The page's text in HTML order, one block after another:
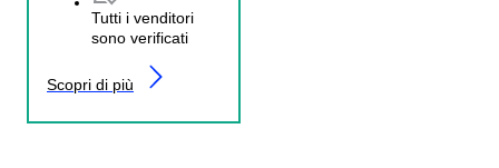
Tutti i venditori
sono verificati
Scopri di più